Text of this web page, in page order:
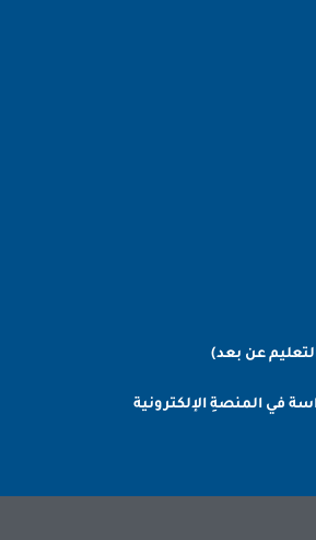
عن بعد)
في المنصةِ الإلكترونية